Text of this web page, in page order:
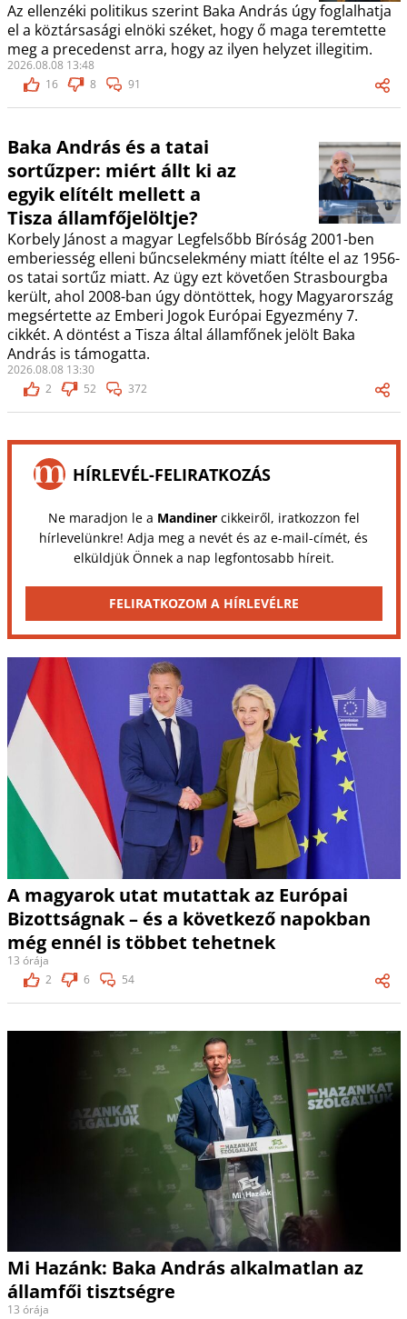
Az ellenzéki politikus szerint Baka András úgy foglalhatja
el a köztársasági elnöki széket, hogy ő maga teremtette
meg a precedenst arra, hogy az ilyen helyzet illegitim.
2026.08.08 13:48
16
8 91
Baka András és a tatai
sortűzper: miért állt ki az
egyik elítélt mellett a
Tisza államfőjelöltje?
Korbely Jánost a magyar Legfelsőbb Bíróság 2001-ben
emberiesség elleni bűncselekmény miatt ítélte el az 1956-
os tatai sortűz miatt. Az ügy ezt követően Strasbourgba
került, ahol 2008-ban úgy döntöttek, hogy Magyarország
megsértette az Emberi Jogok Európai Egyezmény 7.
cikkét. A döntést a Tisza által államfőnek jelölt Baka
András is támogatta.
2026.08.08 13:30
2
52 372
HÍRLEVÉL-FELIRATKOZÁS
Ne maradjon le a Mandinercikkeiről, iratkozzon fel
hírlevelünkre! Adja meg a nevét és az e-mail-címét, és
elküldjük Önnek a nap legfontosabb híreit.
FELIRATKOZOM A HÍRLEVÉLRE
A magyarok utat mutattak az Európai
Bizottságnak – és a következő napokban
még ennél is többet tehetnek
13 órája
2
6 54
Mi Hazánk: Baka András alkalmatlan az
államfői tisztségre
13 órája